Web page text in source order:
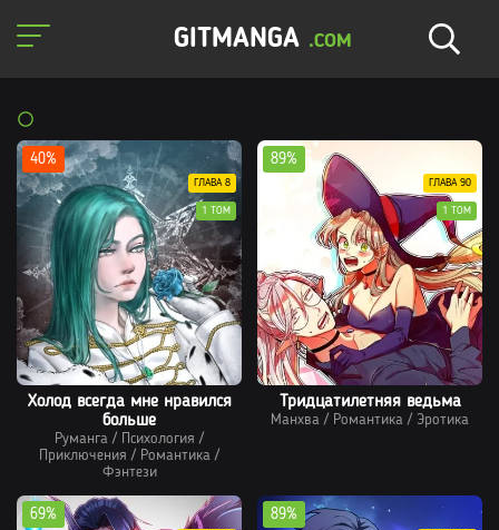
GITMANGA .COM
Холод всегда мне нравился
больше
Руманга / Психология /
Приключения / Романтика /
Фэнтези
40%
ГЛАВА 8
1 ТОМ
Тридцатилетняя ведьма
Манхва / Романтика / Эротика
89%
ГЛАВА 90
1 ТОМ
69% 89%